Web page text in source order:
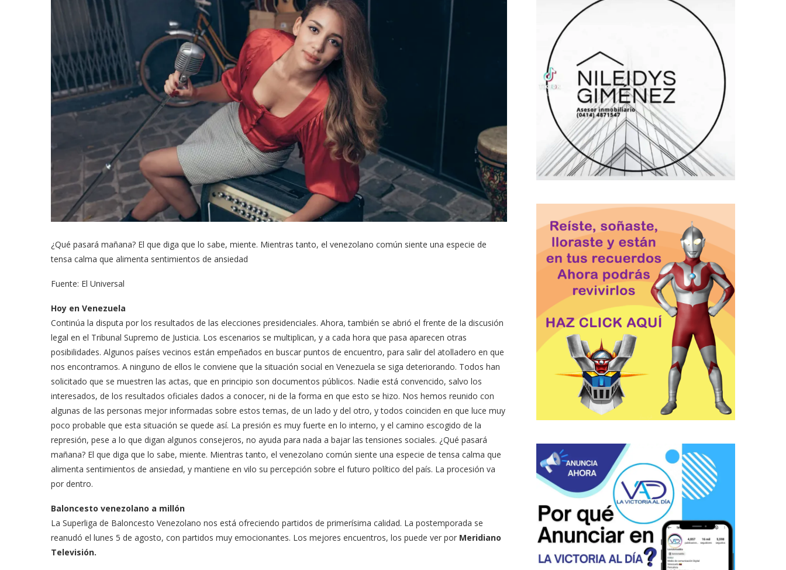
¿Qué pasará mañana? El que diga que lo sabe, miente. Mientras tanto, el venezolano común siente una especie de
tensa calma que alimenta sentimientos de ansiedad
Fuente: El Universal
Hoy en Venezuela
Continúa la disputa por los resultados de las elecciones presidenciales. Ahora, también se abrió el frente de la discusión
legal en el Tribunal Supremo de Justicia. Los escenarios se multiplican, y a cada hora que pasa aparecen otras
posibilidades. Algunos países vecinos están empeñados en buscar puntos de encuentro, para salir del atolladero en que
nos encontramos. A ninguno de ellos le conviene que la situación social en Venezuela se siga deteriorando. Todos han
solicitado que se muestren las actas, que en principio son documentos públicos. Nadie está convencido, salvo los
interesados, de los resultados oficiales dados a conocer, ni de la forma en que esto se hizo. Nos hemos reunido con
algunas de las personas mejor informadas sobre estos temas, de un lado y del otro, y todos coinciden en que luce muy
poco probable que esta situación se quede así. La presión es muy fuerte en lo interno, y el camino escogido de la
represión, pese a lo que digan algunos consejeros, no ayuda para nada a bajar las tensiones sociales. ¿Qué pasará
mañana? El que diga que lo sabe, miente. Mientras tanto, el venezolano común siente una especie de tensa calma que
alimenta sentimientos de ansiedad, y mantiene en vilo su percepción sobre el futuro político del país. La procesión va
por dentro.
Baloncesto venezolano a millón
La Superliga de Baloncesto Venezolano nos está ofreciendo partidos de primerísima calidad. La postemporada se
reanudó el lunes 5 de agosto, con partidos muy emocionantes. Los mejores encuentros, los puede ver por Meridiano
Televisión.